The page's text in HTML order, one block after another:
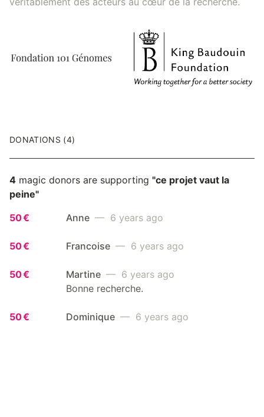
DONATIONS (4)
4 magic donors are supporting "ce projet vaut la
peine"
50 €
Anne — 6 years ago
50 € Francoise — 6 years ago
50 € Martine — 6 years ago
Bonne recherche.
50 € Dominique — 6 years ago